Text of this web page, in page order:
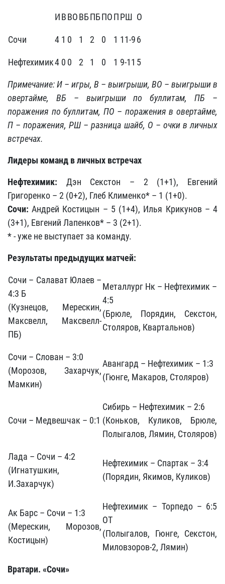
ИВВОВБПБПОПРШ О
Сочи 4 1 0 1 2 0 1 11-96
Нефтехимик4 0 0 2 1 0 1 9-11 5
Примечание: И – игры, В – выигрыши, ВО – выигрыши в
овертайме, ВБ – выигрыши по буллитам, ПБ –
поражения по буллитам, ПО – поражения в овертайме,
П – поражения, РШ – разница шайб, О – очки в личных
встречах.
Лидеры команд в личных встречах
Нефтехимик: Дэн Секстон – 2 (1+1), Евгений
Григоренко – 2 (0+2), Глеб Клименко* – 1 (1+0).
Сочи: Андрей Костицын – 5 (1+4), Илья Крикунов – 4
(3+1), Евгений Лапенков* – 3 (2+1).
* - уже не выступает за команду.
Результаты предыдущих матчей:
Сочи – Салават Юлаев –
4:3 Б
(Кузнецов, Мерескин,
Максвелл, Максвелл-
ПБ)
Металлург Нк – Нефтехимик –
4:5
(Брюле, Порядин, Секстон,
Столяров, Квартальнов)
Сочи – Слован – 3:0
(Морозов, Захарчук,
Мамкин)
Авангард – Нефтехимик – 1:3
(Гюнге, Макаров, Столяров)
Сочи – Медвешчак – 0:1
Сибирь – Нефтехимик – 2:6
(Коньков, Куликов, Брюле,
Полыгалов, Лямин, Столяров)
Лада – Сочи – 4:2
(Игнатушкин,
И.Захарчук)
Нефтехимик – Спартак – 3:4
(Порядин, Якимов, Куликов)
Ак Барс – Сочи – 1:3
(Мерескин, Морозов,
Костицын)
Нефтехимик – Торпедо – 6:5
ОТ
(Полыгалов, Гюнге, Секстон,
Миловзоров-2, Лямин)
Вратари. «Сочи»